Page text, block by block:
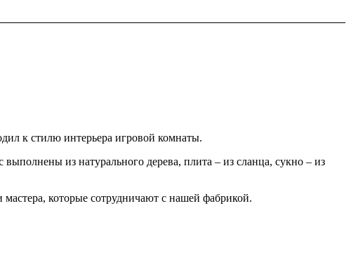
к стилю интерьера игровой комнаты.
из натурального дерева, плита – из сланца, сукно – из
которые сотрудничают с нашей фабрикой.